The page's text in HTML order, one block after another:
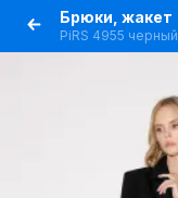
Брюки, жакет
PiRS 4955 черный